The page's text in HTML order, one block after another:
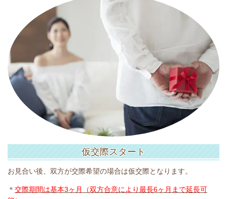
仮交際スタート
お見合い後、双方が交際希望の場合は仮交際となります。
＊ 交際期間は基本3ヶ月（双方合意により最長6ヶ月まで延長可